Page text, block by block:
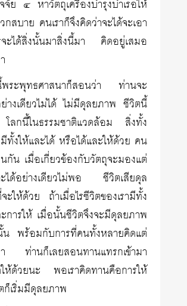
จัย ๔ หาวัตถุเครื่องบำรุงบำเรอให้
สบาย คนเราก็จึงคิดว่าจะได้จะเอา
จะได้สิ่งนั้นมาสิ่งนี้มา คิดอยู่เสมอ
ระพุทธศาสนาก็สอนว่า ท่านจะ
ย่างเดียวไม่ได้ ไม่มีดุลยภาพ ชีวิตนี้
ลกนี้ในธรรมชาติแวดล้อม สิ่งทั้ง
ทั้งให้และได้ หรือได้และให้ด้วย คน
นกัน เมื่อเกี่ยวข้องกับวัตถุจะมองแต่
ะได้อย่างเดียวไม่พอ ชีวิตเสียดุล
ะให้ด้วย ถ้าเมื่อไรชีวิตของเรามีทั้ง
การให้ เมื่อนั้นชีวิตจึงจะมีดุลยภาพ
น พร้อมกับการที่คนทั้งหลายคิดแต่
า ท่านก็เลยสอนทานแทรกเข้ามา
ห้ด้วยนะ พอเราคิดทานคือการให้
เริ่มมีดุลยภาพ